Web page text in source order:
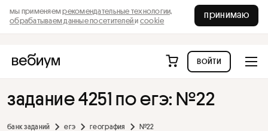
мы применяемрекомендательные технологии,
обрабатываем данные посетителейи cookie
принимаю
войти
задание 4251 по егэ: №22
банк заданий егэ география №22